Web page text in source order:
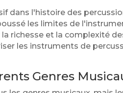
dans l'histoire des
les limites de
richesse et la complexité
les instruments de
Genres